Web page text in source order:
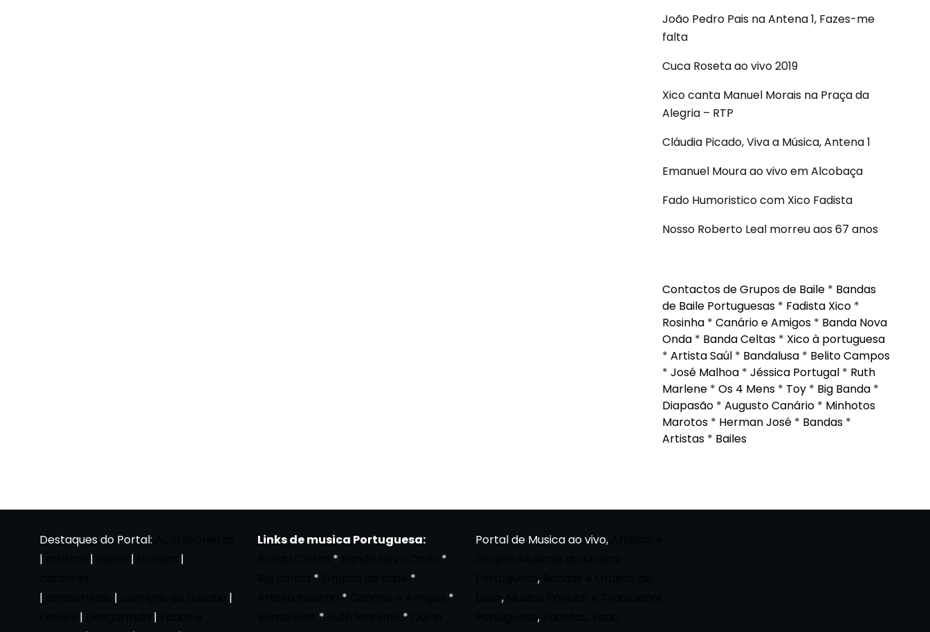
João Pedro Pais na Antena 1, Fazes-me
falta
Cuca Roseta ao vivo 2019
Xico canta Manuel Morais na Praça da
Alegria – RTP
Cláudia Picado, Viva a Música, Antena 1
Emanuel Moura ao vivo em Alcobaça
Fado Humoristico com Xico Fadista
Nosso Roberto Leal morreu aos 67 anos
Contactos de Grupos de Baile * Bandas
de Baile Portuguesas * Fadista Xico *
Rosinha * Canário e Amigos * Banda Nova
Onda * Banda Celtas * Xico à portuguesa
* Artista Saúl * Bandalusa * Belito Campos
* José Malhoa * Jéssica Portugal * Ruth
Marlene * Os 4 Mens * Toy * Big Banda *
Diapasão * Augusto Canário * Minhotos
Marotos * Herman José * Bandas *
Artistas * Bailes
Destaques do Portal:
|
| |
|
|
|
|
| |
Links de musica Portuguesa:
*
*
*
*
*
*
* *
Portal de Musica ao vivo,
,
,
,